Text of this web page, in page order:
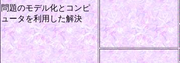
問題のモデル化とコンピ
ュータを利用した解決